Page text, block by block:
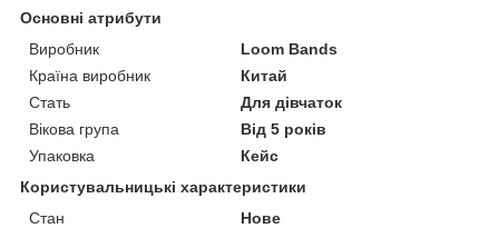
Основні атрибути
Виробник
Loom Bands
Країна виробник
Китай
Стать
Для дівчаток
Вікова група
Від 5 років
Упаковка
Кейс
Користувальницькі характеристики
Стан
Нове